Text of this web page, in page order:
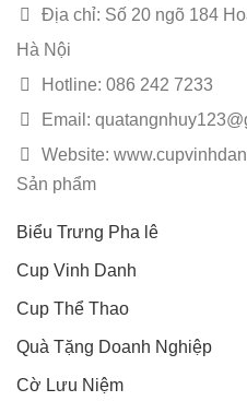
Địa chỉ: Số 20 ngõ 184
Hà Nội
Hotline: 086 242 7233
Email:
Website:
Sản phẩm
Biểu Trưng Pha lê
Cup Vinh Danh
Cup Thể Thao
Quà Tặng Doanh Nghiệp
Cờ Lưu Niệm